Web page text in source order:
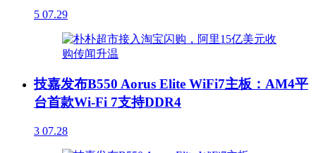
5 07.29
技嘉发布B550 Aorus Elite WiFi7主板：AM4平
台首款Wi-Fi 7支持DDR4
3 07.28